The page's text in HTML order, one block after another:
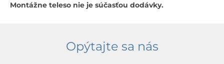
Montážne teleso nie je súčasťou dodávky.
Opýtajte sa nás